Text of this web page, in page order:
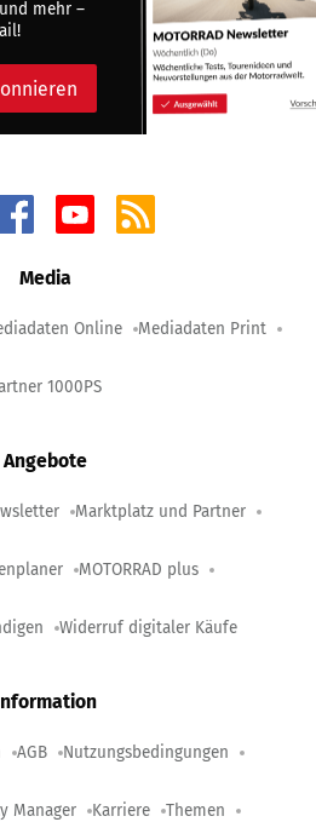
mehr –
Media
Online Mediadaten Print
1000PS
Angebote
Marktplatz und Partner
MOTORRAD plus
Widerruf digitaler Käufe
AGB Nutzungsbedingungen
Manager Karriere Themen